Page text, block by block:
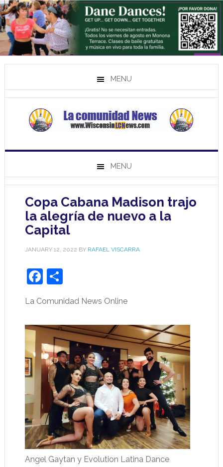
MENU
MENU
Copa Cabana Madison trajo
la alegría de nuevo a la
Capital
JANUARY 12, 2022 BY RAFAEL VISCARRA
Facebook
Share
La Comunidad News Online
Angel Gaytan y Evolution Latina Dance